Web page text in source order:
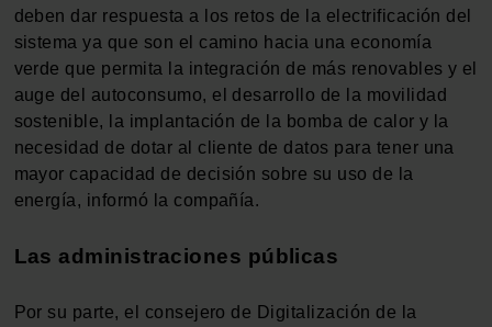
deben dar respuesta a los retos de la electrificación del
sistema ya que son el camino hacia una economía
verde que permita la integración de más renovables y el
auge del autoconsumo, el desarrollo de la movilidad
sostenible, la implantación de la bomba de calor y la
necesidad de dotar al cliente de datos para tener una
mayor capacidad de decisión sobre su uso de la
energía, informó la compañía.
Las administraciones públicas
Por su parte, el consejero de Digitalización de la